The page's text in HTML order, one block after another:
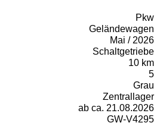
Pkw
Geländewagen
Mai / 2026
Schaltgetriebe
10 km
5
Grau
Zentrallager
ab ca. 21.08.2026
GW-V4295